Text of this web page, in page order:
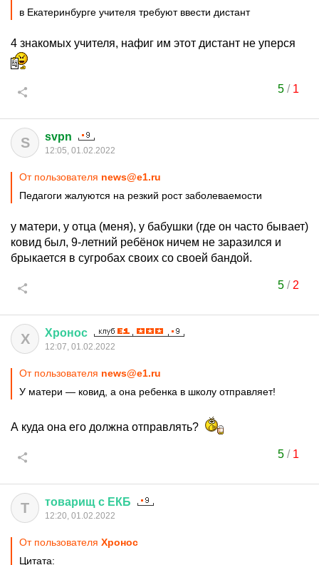
в Екатеринбурге учителя требуют ввести дистант
4 знакомых учителя, нафиг им этот дистант не уперся
5/ 1
S svpn
12:05, 01.02.2022
От пользователя news@e1.ru
Педагоги жалуются на резкий рост заболеваемости
у матери, у отца (меня), у бабушки (где он часто бывает)
ковид был, 9-летний ребёнок ничем не заразился и
брыкается в сугробах своих со своей бандой.
5/ 2
Х Хронос
12:07, 01.02.2022
От пользователя news@e1.ru
У матери — ковид, а она ребенка в школу отправляет!
А куда она его должна отправлять?
5/ 1
Т товарищ с ЕКБ
12:20, 01.02.2022
От пользователя Хронос
Цитата: